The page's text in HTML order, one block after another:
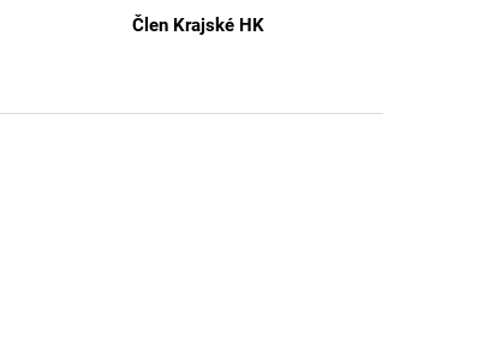
Člen Krajské HK